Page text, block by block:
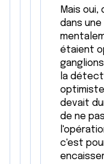
Mais
dans
étaient
la
optimiste
devait
de ne
c'est